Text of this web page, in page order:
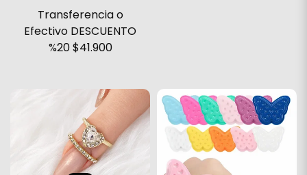
Transferencia o
Efectivo DESCUENTO
%20$41.900